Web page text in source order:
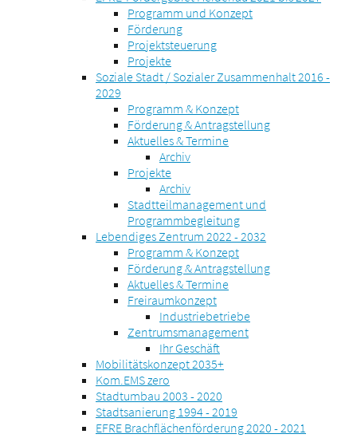
Programm und Konzept
Förderung
Projektsteuerung
Projekte
Soziale Stadt / Sozialer Zusammenhalt 2016 -
2029
Programm & Konzept
Förderung & Antragstellung
Aktuelles & Termine
Archiv
Projekte
Archiv
Stadtteilmanagement und
Programmbegleitung
Lebendiges Zentrum 2022 - 2032
Programm & Konzept
Förderung & Antragstellung
Aktuelles & Termine
Freiraumkonzept
Industriebetriebe
Zentrumsmanagement
Ihr Geschäft
Mobilitätskonzept 2035+
Kom.EMS zero
Stadtumbau 2003 - 2020
Stadtsanierung 1994 - 2019
EFRE Brachflächenförderung 2020 - 2021